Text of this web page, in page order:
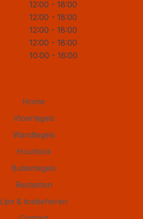
12:00 - 18:00
12:00 - 18:00
12:00 - 18:00
12:00 - 18:00
10:00 - 16:00
Home
Vloertegels
Wandtegels
Houtlook
Buitentegels
Restanten
Lijm & toebehoren